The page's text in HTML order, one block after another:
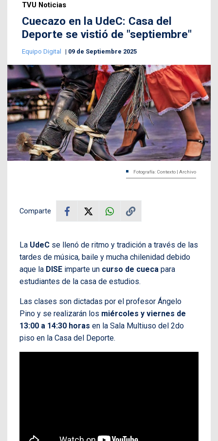
TVU Noticias
Cuecazo en la UdeC: Casa del
Deporte se vistió de "septiembre"
Equipo Digital 09 de Septiembre 2025
Fotografía: Contexto | Archivo
Comparte
La UdeC se llenó de ritmo y tradición a través de las
tardes de música, baile y mucha chilenidad debido
aque la DISE imparte un curso de cueca para
estudiantes de la casa de estudios.
Las clases son dictadas por el profesor Ángelo
Pino y se realizarán los miércoles y viernes de
13:00 a 14:30 horas en la Sala Multiuso del 2do
piso en la Casa del Deporte.